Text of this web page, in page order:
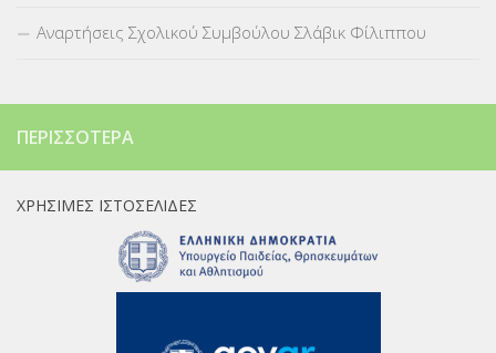
Αναρτήσεις Σχολικού Συμβούλου Σλάβικ Φίλιππου
ΠΕΡΙΣΣΌΤΕΡΑ
ΧΡΉΣΙΜΕΣ ΙΣΤΟΣΕΛΊΔΕΣ